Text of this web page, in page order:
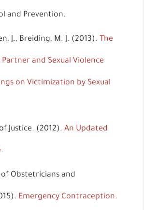
and Prevention.
J., Breiding, M. J. (2013). The
and Sexual Violence
on Victimization by Sexual
Justice. (2012). An Updated
.
Obstetricians and
Emergency Contraception.